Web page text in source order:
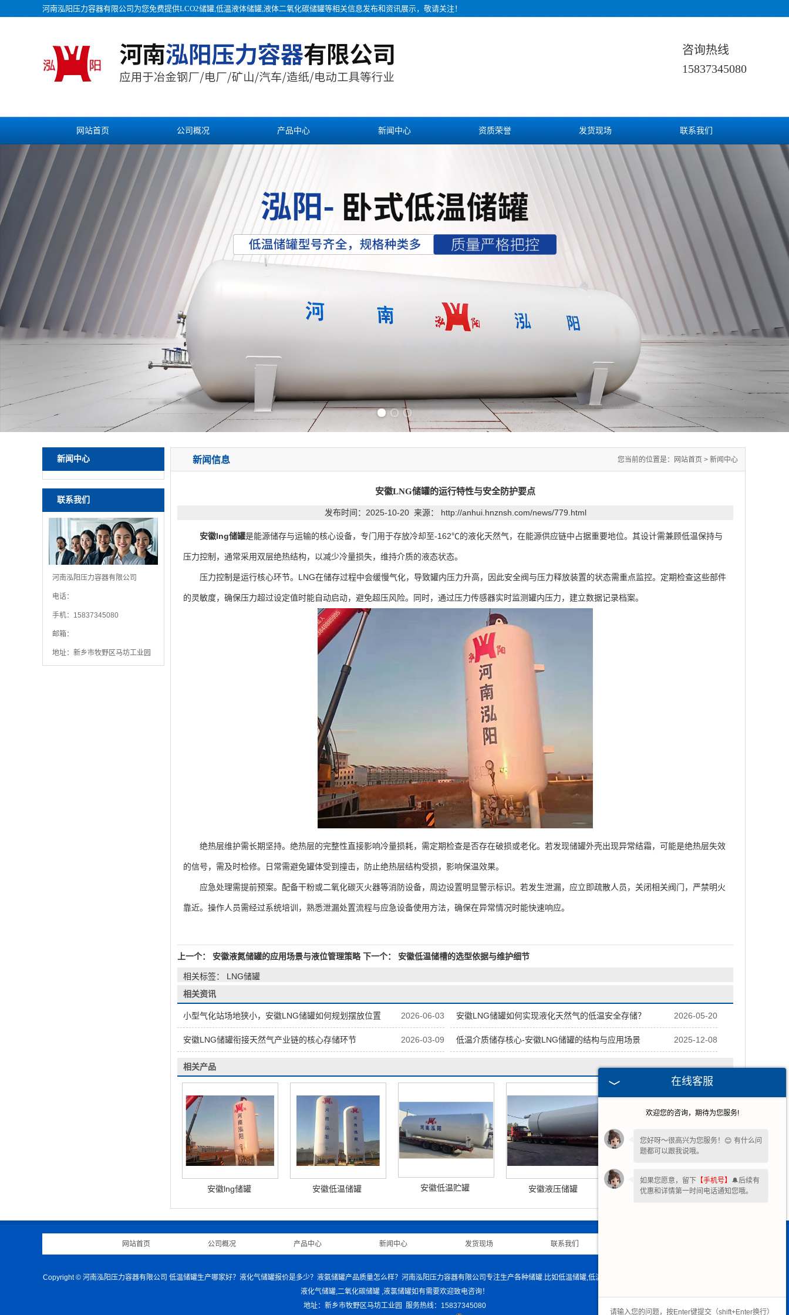
河南泓阳压力容器有限公司为您免费提供LCO2储罐,低温液体储罐,液体二氧化碳储罐等相关信息发布和资讯展示，敬请关注！
咨询热线
15837345080
网站首页 公司概况 产品中心 新闻中心 资质荣誉 发货现场 联系我们
新闻中心
联系我们
河南泓阳压力容器有限公司
电话：
手机：15837345080
邮箱：
地址：新乡市牧野区马坊工业园
新闻信息 您当前的位置是： 网站首页 > 新闻中心
安徽LNG储罐的运行特性与安全防护要点
发布时间：2025-10-20 来源： http://anhui.hnznsh.com/news/779.html
安徽lng储罐是能源储存与运输的核心设备，专门用于存放冷却至-162℃的液化天然气，在能源供应链中占据重要地位。其设计需兼顾低温保持与
压力控制，通常采用双层绝热结构，以减少冷量损失，维持介质的液态状态。
压力控制是运行核心环节。LNG在储存过程中会缓慢气化，导致罐内压力升高，因此安全阀与压力释放装置的状态需重点监控。定期检查这些部件
的灵敏度，确保压力超过设定值时能自动启动，避免超压风险。同时，通过压力传感器实时监测罐内压力，建立数据记录档案。
绝热层维护需长期坚持。绝热层的完整性直接影响冷量损耗，需定期检查是否存在破损或老化。若发现储罐外壳出现异常结霜，可能是绝热层失效
的信号，需及时检修。日常需避免罐体受到撞击，防止绝热层结构受损，影响保温效果。
应急处理需提前预案。配备干粉或二氧化碳灭火器等消防设备，周边设置明显警示标识。若发生泄漏，应立即疏散人员，关闭相关阀门，严禁明火
靠近。操作人员需经过系统培训，熟悉泄漏处置流程与应急设备使用方法，确保在异常情况时能快速响应。
上一个： 安徽液氮储罐的应用场景与液位管理策略下一个： 安徽低温储槽的选型依据与维护细节
相关标签： LNG储罐
相关资讯
2026-06-03
小型气化站场地狭小，安徽LNG储罐如何规划摆放位置 2026-05-20
安徽LNG储罐如何实现液化天然气的低温安全存储？
2026-03-09
安徽LNG储罐衔接天然气产业链的核心存储环节 2025-12-08
低温介质储存核心-安徽LNG储罐的结构与应用场景
相关产品
安徽lng储罐 安徽低温储罐 安徽低温贮罐 安徽液压储罐 安徽低温储槽
网站首页 公司概况 产品中心 新闻中心 发货现场 联系我们
Copyright © 河南泓阳压力容器有限公司 低温储罐生产哪家好？液化气储罐报价是多少？液氨储罐产品质量怎么样？河南泓阳压力容器有限公司专注生产各种储罐.比如低温储罐,低温贮槽,液氮储罐,液氨储罐,液氧储罐 ,天然气储罐,
液化气储罐,二氧化碳储罐 ,液氯储罐如有需要欢迎致电咨询！
地址：新乡市牧野区马坊工业园 服务热线：15837345080
在线客服
欢迎您的咨询，期待为您服务!
您好呀～很高兴为您服务！😊 有什么问
题都可以跟我说哦。
如果您愿意，留下 【手机号】 🔔后续有
优惠和详情第一时间电话通知您哦。